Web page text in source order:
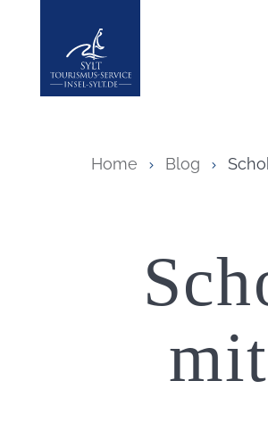
Insel Sylt
Home Blog